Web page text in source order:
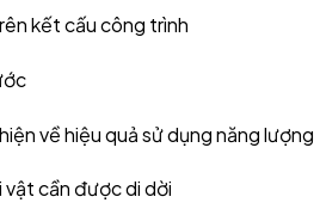
kết cấu công trình
về hiệu quả sử dụng năng lượng
vật cần được di dời